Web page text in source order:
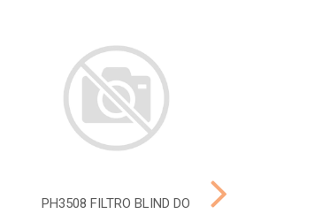
PH3508 FILTRO BLIND DO